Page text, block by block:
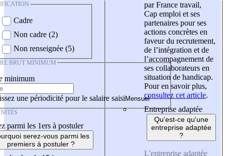
Cadre
Non cadre (2)
Non renseignée (5)
BRUT MINIMUM
minimum
une périodicité pour le salaire saisi
parmi les 1ers à postuler
serez-vous parmi les
premiers à postuler ?
par France travail,
Cap emploi et ses
partenaires pour ses
actions concrètes en
faveur du recrutement,
de l’intégration et de
l’accompagnement de
ses collaborateurs en
situation de handicap.
Pour en savoir plus,
consultez cet article.
Entreprise adaptée
Qu'est-ce qu'une
entreprise adaptée
?
L'entreprise adaptée